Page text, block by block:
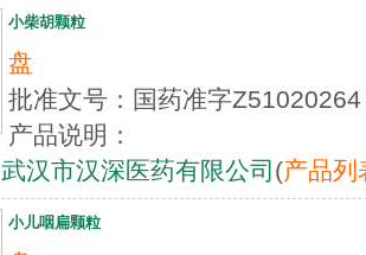
小柴胡颗粒
盘
批准文号：国药准字
产品说明：
武汉市汉深医药有限公司 (产品列
小儿咽扁颗粒